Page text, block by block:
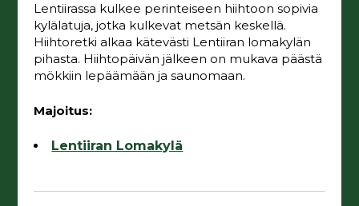
Lentiirassa kulkee perinteiseen hiihtoon sopivia
kylälatuja, jotka kulkevat metsän keskellä.
Hiihtoretki alkaa kätevästi Lentiiran lomakylän
pihasta. Hiihtopäivän jälkeen on mukava päästä
mökkiin lepäämään ja saunomaan.
Majoitus:
Lentiiran Lomakylä